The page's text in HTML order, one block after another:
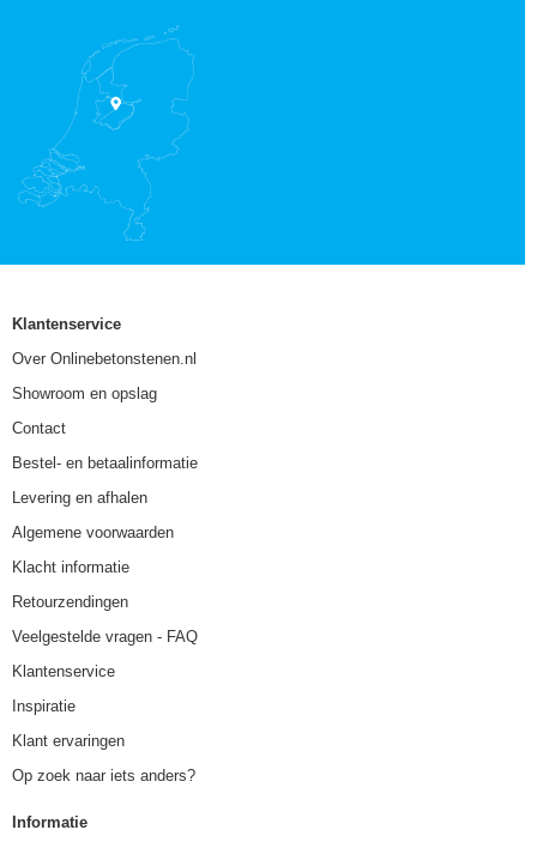
Klantenservice
Over Onlinebetonstenen.nl
Showroom en opslag
Contact
Bestel- en betaalinformatie
Levering en afhalen
Algemene voorwaarden
Klacht informatie
Retourzendingen
Veelgestelde vragen - FAQ
Klantenservice
Inspiratie
Klant ervaringen
Op zoek naar iets anders?
Informatie